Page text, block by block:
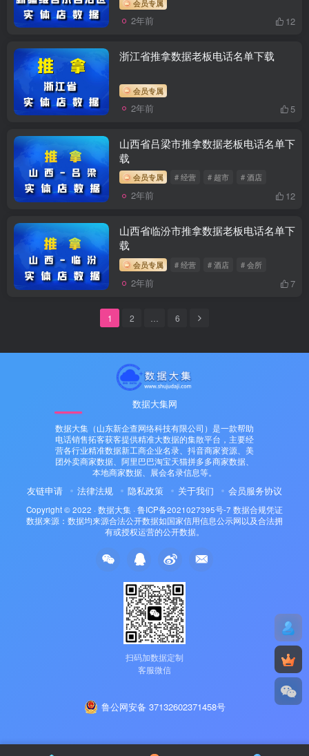
会员专属
2年前 12
浙江省推拿数据老板电话名单下载
会员专属
2年前 5
山西省吕梁市推拿数据老板电话名单下
载
会员专属 # 经营 # 超市 # 酒店
2年前 12
山西省临汾市推拿数据老板电话名单下
载
会员专属 # 经营 # 酒店 # 会所
2年前 7
1 2 6
数据大集网
数据大集（山东新企查网络科技有限公司）是一款帮助
电话销售拓客获客提供精准大数据的集散平台，主要经
营各行业精准数据新工商企业名录、抖音商家资源、美
团外卖商家数据、阿里巴巴淘宝天猫拼多多商家数据、
本地商家数据、展会名录信息等。
友链申请 法律法规 隐私政策 关于我们 会员服务协议
Copyright © 2022 · 数据大集 · 鲁ICP备2021027395号-7 数据合规凭证
数据来源：数据均来源合法公开数据如国家信用信息公示网以及合法拥
有或授权运营的公开数据。
扫码加数据定制
客服微信
鲁公网安备 37132602371458号